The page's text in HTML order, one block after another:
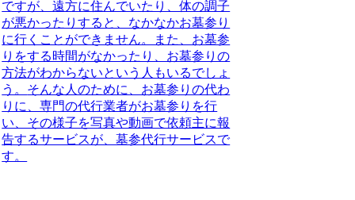
ですが、遠方に住んでいたり、体の調子
が悪かったりすると、なかなかお墓参り
に行くことができません。また、お墓参
りをする時間がなかったり、お墓参りの
方法がわからないという人もいるでしょ
う。 そんな人のために、お墓参りの代わ
りに、専門の代行業者がお墓参りを行
い、その様子を写真や動画で依頼主に報
告するサービスが、墓参代行サービスで
す。